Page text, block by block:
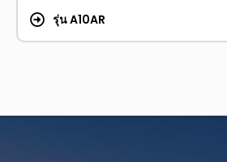
รุ่น A10AR